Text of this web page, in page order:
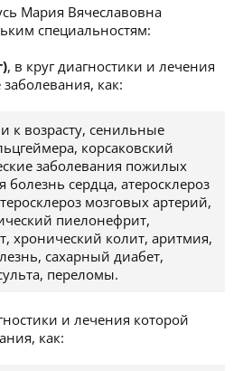
Мария Вячеславовна
специальностям:
, в круг диагностики и лечения
как:
к возрасту, сенильные
корсаковский
заболевания пожилых
сердца, атеросклероз
мозговых артерий,
пиелонефрит,
хронический колит, аритмия,
сахарный диабет,
переломы.
и лечения которой
как: